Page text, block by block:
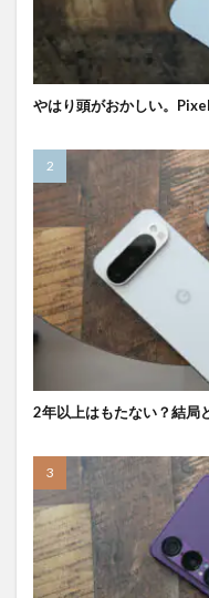
やはり頭がおかしい。
2年以上はもたない？結局